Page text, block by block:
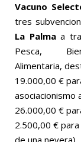
Vacuno
tres
La Palmaa
Pesca,
Alimentaria,
19.000,00 €
asociacionismo
26.000,00 €
2.500,00 €
de una nevera).